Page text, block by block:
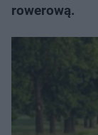
rowerową.